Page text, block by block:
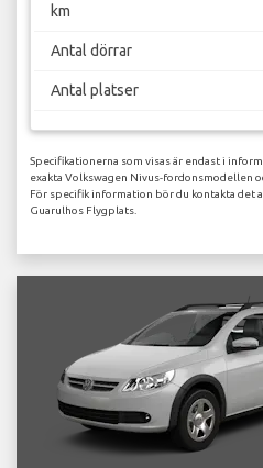
km
Antal dörrar
Antal platser
Specifikationerna som visas är endast i
exakta Volkswagen Nivus-fordonsmodellen
För specifik information bör du kontakta det
Guarulhos Flygplats.